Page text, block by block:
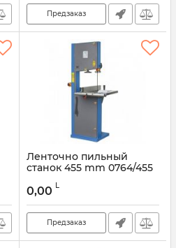
Предзаказ
Ленточно пильный
станок 455 mm 0764/455
0,00 L
Предзаказ